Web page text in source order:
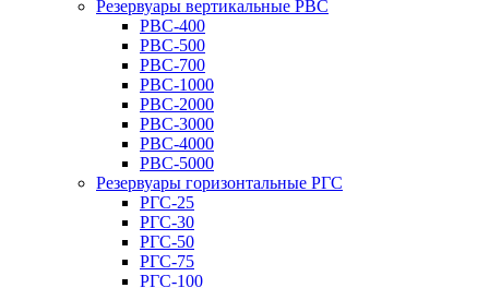
Резервуары вертикальные РВС
РВС-400
РВС-500
РВС-700
РВС-1000
РВС-2000
РВС-3000
РВС-4000
РВС-5000
Резервуары горизонтальные РГС
РГС-25
РГС-30
РГС-50
РГС-75
РГС-100